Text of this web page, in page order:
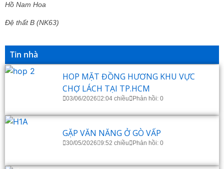
Hồ Nam Hoa
Đệ thất B (NK63)
Tin nhà
HOP MẶT ĐỒNG HƯƠNG KHU VỰC
CHỢ LÁCH TẠI TP.HCM
03/06/2026 2:04 chiều Phản hồi: 0
GẶP VĂN NĂNG Ở GÒ VẤP
30/05/2026 9:52 chiều Phản hồi: 0